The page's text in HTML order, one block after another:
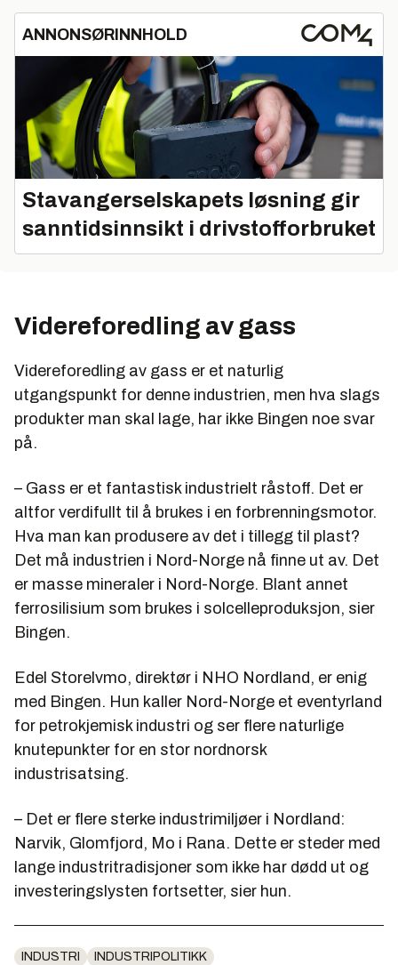
ANNONSØRINNHOLD
Stavangerselskapets løsning gir
sanntidsinnsikt i drivstofforbruket
Videreforedling av gass
Videreforedling av gass er et naturlig
utgangspunkt for denne industrien, men hva slags
produkter man skal lage, har ikke Bingen noe svar
på.
– Gass er et fantastisk industrielt råstoff. Det er
altfor verdifullt til å brukes i en forbrenningsmotor.
Hva man kan produsere av det i tillegg til plast?
Det må industrien i Nord-Norge nå finne ut av. Det
er masse mineraler i Nord-Norge. Blant annet
ferrosilisium som brukes i solcelleproduksjon, sier
Bingen.
Edel Storelvmo, direktør i NHO Nordland, er enig
med Bingen. Hun kaller Nord-Norge et eventyrland
for petrokjemisk industri og ser flere naturlige
knutepunkter for en stor nordnorsk
industrisatsing.
– Det er flere sterke industrimiljøer i Nordland:
Narvik, Glomfjord, Mo i Rana. Dette er steder med
lange industritradisjoner som ikke har dødd ut og
investeringslysten fortsetter, sier hun.
INDUSTRI INDUSTRIPOLITIKK